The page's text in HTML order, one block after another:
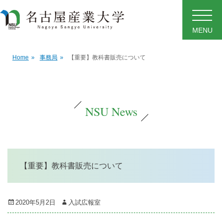
MENU
Home » 事務局 » 【重要】教科書販売について
NSU News
【重要】教科書販売について
Posted
on
2020年5月2日 Author
入試広報室